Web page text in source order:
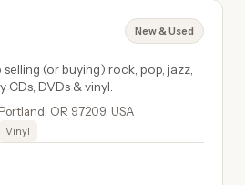
New & Used
(or buying) rock, pop, jazz,
DVDs & vinyl.
OR 97209, USA
Vinyl